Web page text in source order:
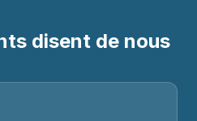
disent de nous